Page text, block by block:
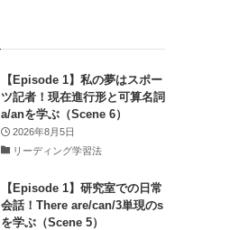
【Episode 1】私の夢はスポー
ツ記者！現在進行形と可算名詞
a/anを学ぶ（Scene 6）
2026年8月5日
リーディング学習法
【Episode 1】研究室での日常
会話！There are/can/3単現のs
を学ぶ（Scene 5）